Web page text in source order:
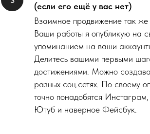
(если его ещё у вас нет)
Взаимное продвижение так
Ваши работы я опубликую на
упоминанием на ваши
Делитесь вашими первыми
достижениями. Можно
разных соц.сетях. По своему
точно понадобятся
Ютуб и наверное Фейсбук.